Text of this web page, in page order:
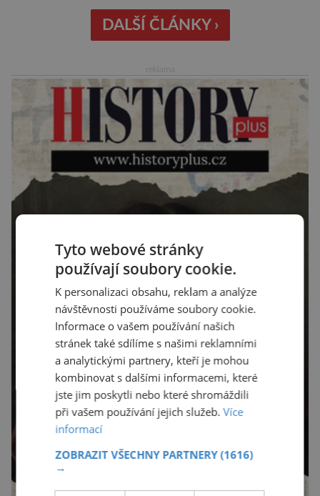
chodí chronicky pozdě, možná úplně nemohou.
Jaké jsou nejčastější příčiny nedochvilnosti? A
DALŠÍ ČLÁNKY ›
Tyto webové stránky
používají soubory cookie.
K personalizaci obsahu, reklam a analýze
návštěvnosti používáme soubory cookie.
Informace o vašem používání našich
stránek také sdílíme s našimi reklamními
a analytickými partnery, kteří je mohou
kombinovat s dalšími informacemi, které
jste jim poskytli nebo které shromáždili
při vašem používání jejich služeb.Více
informací
ZOBRAZIT VŠECHNY PARTNERY(1616)
→